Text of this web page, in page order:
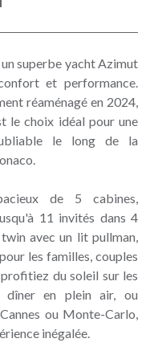
superbe yacht Azimut
et performance.
réaménagé en 2024,
le choix idéal pour une
le long de la
de 5 cabines,
11 invités dans 4
avec un lit pullman,
les familles, couples
du soleil sur les
dîner en plein air, ou
ou Monte-Carlo,
inégalée.